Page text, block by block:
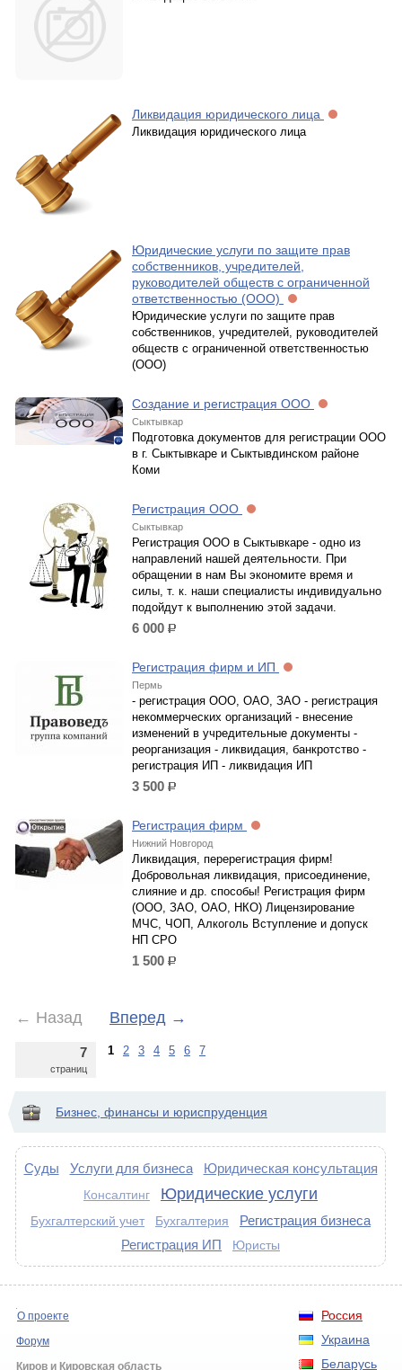
Ликвидация юридического лица
Ликвидация юридического лица
Юридические услуги по защите прав
собственников, учредителей,
руководителей обществ с ограниченной
ответственностью (ООО)
Юридические услуги по защите прав
собственников, учредителей, руководителей
обществ с ограниченной ответственностью
(ООО)
Создание и регистрация ООО
Сыктывкар
Подготовка документов для регистрации ООО
в г. Сыктывкаре и Сыктывдинском районе
Коми
Регистрация ООО
Сыктывкар
Регистрация ООО в Сыктывкаре - одно из
направлений нашей деятельности. При
обращении в нам Вы экономите время и
силы, т. к. наши специалисты индивидуально
подойдут к выполнению этой задачи.
6 000 р.
Регистрация фирм и ИП
Пермь
- регистрация ООО, ОАО, ЗАО - регистрация
некоммерческих организаций - внесение
изменений в учредительные документы -
реорганизация - ликвидация, банкротство -
регистрация ИП - ликвидация ИП
3 500 р.
Регистрация фирм
Нижний Новгород
Ликвидация, перерегистрация фирм!
Добровольная ликвидация, присоединение,
слияние и др. способы! Регистрация фирм
(ООО, ЗАО, ОАО, НКО) Лицензирование
МЧС, ЧОП, Алкоголь Вступление и допуск
НП СРО
1 500 р.
← Назад Вперед →
7
страниц
1 2 3 4 5 6 7
Бизнес, финансы и юриспруденция
Суды Услуги для бизнеса Юридическая консультация
Консалтинг Юридические услуги
Бухгалтерский учет Бухгалтерия
Регистрация бизнеса
Регистрация ИП
Юристы
Россия
Украина
Беларусь
О проекте
Форум
Киров и Кировская область